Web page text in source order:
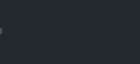
苗壓倒性大獲全勝，為日本股
政策可預期性